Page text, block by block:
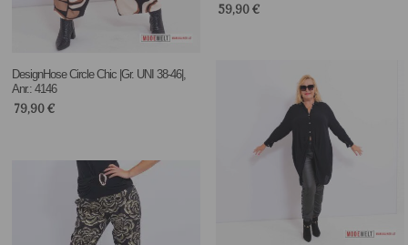
59,90€
DesignHose Circle Chic |Gr. UNI 38-46|,
Anr.: 4146
79,90€